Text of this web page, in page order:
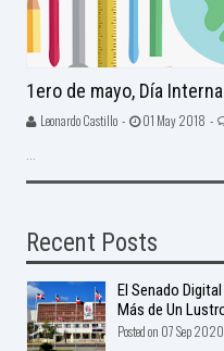
1ero de mayo, Día
Leonardo Castillo - 01 May 2018 -
...
Recent Posts
El Senado
Más de Un
Posted on 07 Sep